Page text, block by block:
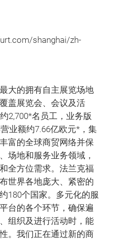
shanghai/zh-
大的拥有自主展览场地
盖展览会、会议及活
2,700*名员工，业务版
业额约7.66亿欧元*，集
富的全球商贸网络并保
场地和服务业务领域，
全方位需求。法兰克福
世界各地庞大、紧密的
180个国家。多元化的服
台的各个环节，确保遍
组织及进行活动时，能
。我们正在通过新的商